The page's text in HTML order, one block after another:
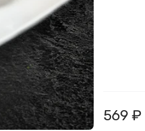
569 ₽